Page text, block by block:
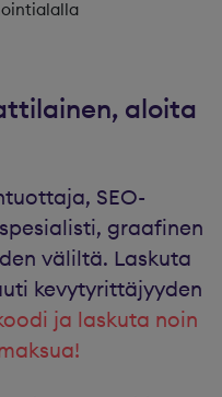
aloita
SEO-
graafinen
väliltä. Laskuta
kevytyrittäjyyden
ja laskuta noin